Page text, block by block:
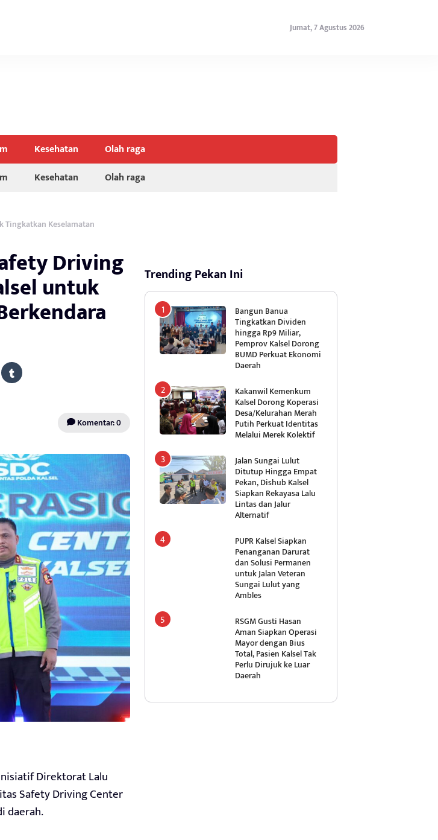
Jumat, 7 Agustus 2026
Kesehatan
Olah raga
Kesehatan Olah raga
Tingkatkan Keselamatan
Driving
untuk
Komentar: 0
Direktorat Lalu
Safety Driving Center
daerah.
Trending Pekan Ini
Bangun Banua
Tingkatkan Dividen
hingga Rp9 Miliar,
Pemprov Kalsel Dorong
BUMD Perkuat Ekonomi
Daerah
Kakanwil Kemenkum
Kalsel Dorong Koperasi
Desa/Kelurahan Merah
Putih Perkuat Identitas
Melalui Merek Kolektif
Jalan Sungai Lulut
Ditutup Hingga Empat
Pekan, Dishub Kalsel
Siapkan Rekayasa Lalu
Lintas dan Jalur
Alternatif
PUPR Kalsel Siapkan
Penanganan Darurat
dan Solusi Permanen
untuk Jalan Veteran
Sungai Lulut yang
Ambles
RSGM Gusti Hasan
Aman Siapkan Operasi
Mayor dengan Bius
Total, Pasien Kalsel Tak
Perlu Dirujuk ke Luar
Daerah